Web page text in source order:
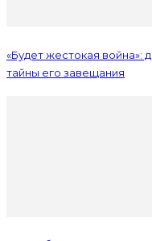
«Будет жестокая война»:
тайны его завещания